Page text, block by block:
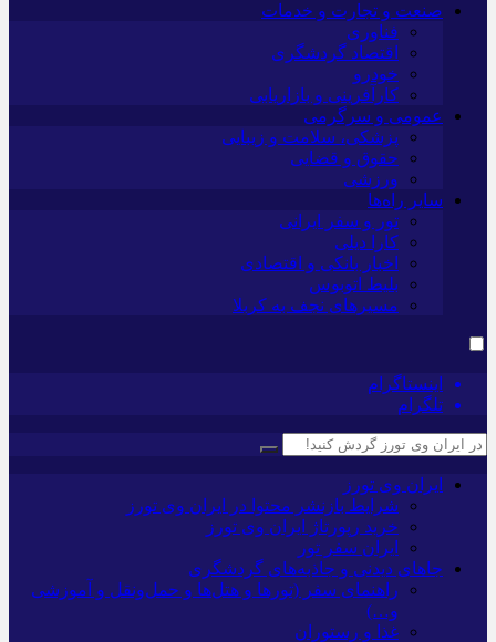
صنعت و تجارت و خدمات
فناوری
اقتصاد گردشگری
خودرو
کارآفرینی و بازاریابی
عمومی و سرگرمی
پزشکی، سلامت و زیبایی
حقوق و قضایی
ورزشی
سایر راه‌ها
تور و سفر ایرانی
کارا دیلی
اخبار بانکی و اقتصادی
بلیط اتوبوس
مسیرهای نجف به کربلا
اینستاگرام
تلگرام
ایران وی تورز
شرایط بازنشر محتوا در ایران وی تورز
خرید رپورتاژ ایران وی تورز
ایران سفر تور
جاهای دیدنی و جاذبه‌های گردشگری
راهنمای سفر (تورها و هتل‌ها و حمل‌و‌نقل و آموزشی
و…)
غذا و رستوران